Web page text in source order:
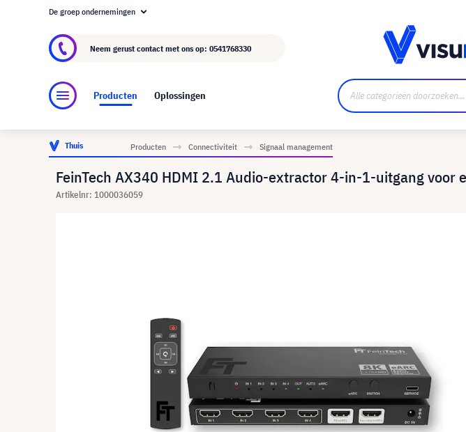
Over visunext.nl
De groep ondernemingen
Neem gerust contact met ons op: 0541768330
Producten Oplossingen
Thuis Producten Connectiviteit Signaal management
FeinTech AX340 HDMI 2.1 Audio-extractor 4-in-1-uitgang voor
Artikelnr: 1000036059